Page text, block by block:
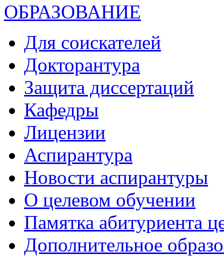
ОБРАЗОВАНИЕ
Для соискателей
Докторантура
Защита диссертаций
Кафедры
Лицензии
Аспирантура
Новости аспирантуры
О целевом обучении
Памятка абитуриента
Дополнительное